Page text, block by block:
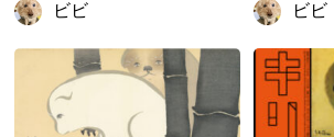
ビビ
えようビビ